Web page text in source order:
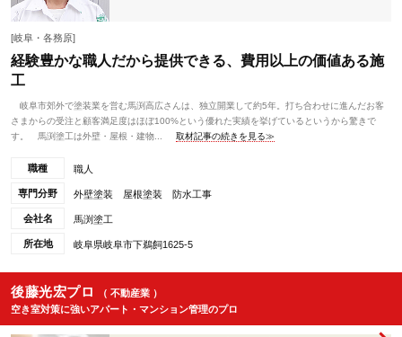
[岐阜・各務原]
経験豊かな職人だから提供できる、費用以上の価値ある施
工
岐阜市郊外で塗装業を営む馬渕高広さんは、独立開業して約5年。打ち合わせに進んだお客
さまからの受注と顧客満足度はほぼ100%という優れた実績を挙げているというから驚きで
す。 馬渕塗工は外壁・屋根・建物...
取材記事の続きを見る≫
職種 職人
専門分野 外壁塗装 屋根塗装 防水工事
会社名 馬渕塗工
所在地 岐阜県岐阜市下鵜飼1625-5
後藤光宏プロ
（ 不動産業 ）
空き室対策に強いアパート・マンション管理のプロ